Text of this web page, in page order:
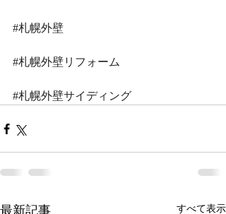
#札幌外壁
#札幌外壁リフォーム
#札幌外壁サイディング
最新記事 すべて表示